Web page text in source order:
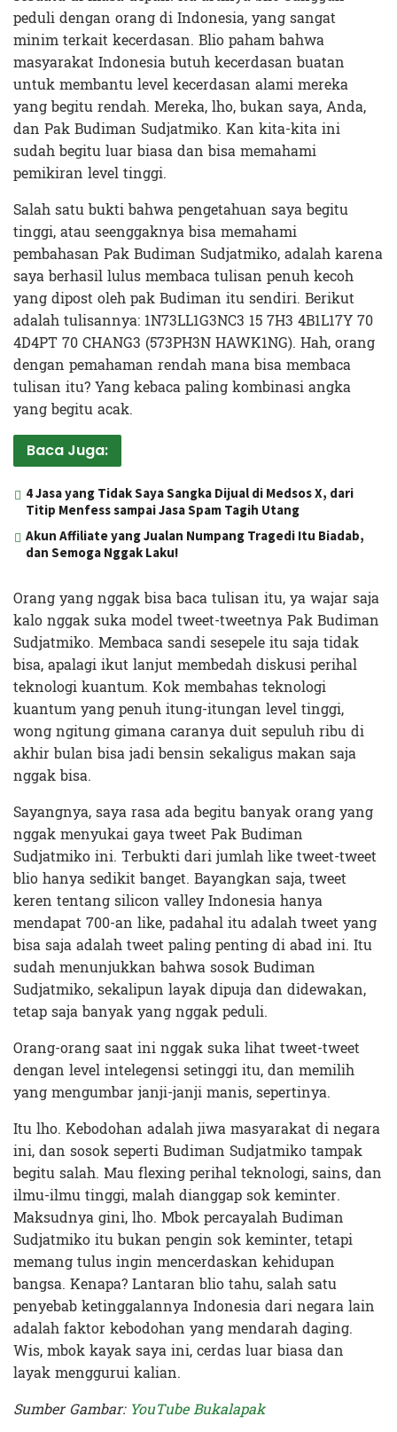
peduli dengan orang di Indonesia, yang sangat
minim terkait kecerdasan. Blio paham bahwa
masyarakat Indonesia butuh kecerdasan buatan
untuk membantu level kecerdasan alami mereka
yang begitu rendah. Mereka, lho, bukan saya, Anda,
dan Pak Budiman Sudjatmiko. Kan kita-kita ini
sudah begitu luar biasa dan bisa memahami
pemikiran level tinggi.
Salah satu bukti bahwa pengetahuan saya begitu
tinggi, atau seenggaknya bisa memahami
pembahasan Pak Budiman Sudjatmiko, adalah karena
saya berhasil lulus membaca tulisan penuh kecoh
yang dipost oleh pak Budiman itu sendiri. Berikut
adalah tulisannya: 1N73LL1G3NC3 15 7H3 4B1L17Y 70
4D4PT 70 CHANG3 (573PH3N HAWK1NG). Hah, orang
dengan pemahaman rendah mana bisa membaca
tulisan itu? Yang kebaca paling kombinasi angka
yang begitu acak.
Baca Juga:
4 Jasa yang Tidak Saya Sangka Dijual di Medsos X, dari
Titip Menfess sampai Jasa Spam Tagih Utang
Akun Affiliate yang Jualan Numpang Tragedi Itu Biadab,
dan Semoga Nggak Laku!
Orang yang nggak bisa baca tulisan itu, ya wajar saja
kalo nggak suka model tweet-tweetnya Pak Budiman
Sudjatmiko. Membaca sandi sesepele itu saja tidak
bisa, apalagi ikut lanjut membedah diskusi perihal
teknologi kuantum. Kok membahas teknologi
kuantum yang penuh itung-itungan level tinggi,
wong ngitung gimana caranya duit sepuluh ribu di
akhir bulan bisa jadi bensin sekaligus makan saja
nggak bisa.
Sayangnya, saya rasa ada begitu banyak orang yang
nggak menyukai gaya tweet Pak Budiman
Sudjatmiko ini. Terbukti dari jumlah like tweet-tweet
blio hanya sedikit banget. Bayangkan saja, tweet
keren tentang silicon valley Indonesia hanya
mendapat 700-an like, padahal itu adalah tweet yang
bisa saja adalah tweet paling penting di abad ini. Itu
sudah menunjukkan bahwa sosok Budiman
Sudjatmiko, sekalipun layak dipuja dan didewakan,
tetap saja banyak yang nggak peduli.
Orang-orang saat ini nggak suka lihat tweet-tweet
dengan level intelegensi setinggi itu, dan memilih
yang mengumbar janji-janji manis, sepertinya.
Itu lho. Kebodohan adalah jiwa masyarakat di negara
ini, dan sosok seperti Budiman Sudjatmiko tampak
begitu salah. Mau flexing perihal teknologi, sains, dan
ilmu-ilmu tinggi, malah dianggap sok keminter.
Maksudnya gini, lho. Mbok percayalah Budiman
Sudjatmiko itu bukan pengin sok keminter, tetapi
memang tulus ingin mencerdaskan kehidupan
bangsa. Kenapa? Lantaran blio tahu, salah satu
penyebab ketinggalannya Indonesia dari negara lain
adalah faktor kebodohan yang mendarah daging.
Wis, mbok kayak saya ini, cerdas luar biasa dan
layak menggurui kalian.
Sumber Gambar: YouTube Bukalapak